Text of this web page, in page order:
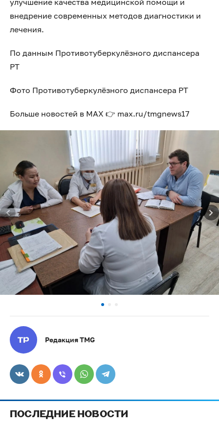
улучшение качества медицинской помощи и
внедрение современных методов диагностики и
лечения.
По данным Противотуберкулёзного диспансера
РТ
Фото Противотуберкулёзного диспансера РТ
Больше новостей в МАХ 👉 max.ru/tmgnews17
Редакция TMG
ПОСЛЕДНИЕ НОВОСТИ